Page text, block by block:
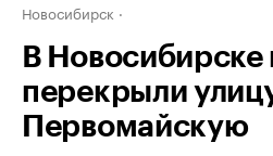
Новосибирск
В Новосибирске
перекрыли
Первомайскую